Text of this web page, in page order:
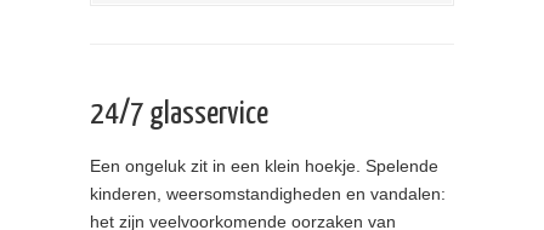
24/7 glasservice
Een ongeluk zit in een klein hoekje. Spelende
kinderen, weersomstandigheden en vandalen:
het zijn veelvoorkomende oorzaken van